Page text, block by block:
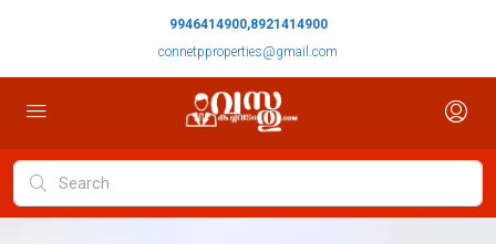
9946414900,8921414900
connetpproperties@gmail.com